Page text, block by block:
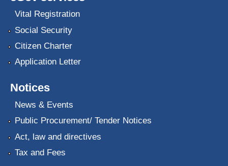
Vital Registration
Social Security
Citizen Charter
Application Letter
Notices
News & Events
Public Procurement/ Tender Notices
Act, law and directives
Tax and Fees